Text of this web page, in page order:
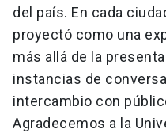
del país. En cada
proyectó como una
más allá de la
instancias de
intercambio con
Agradecemos a la